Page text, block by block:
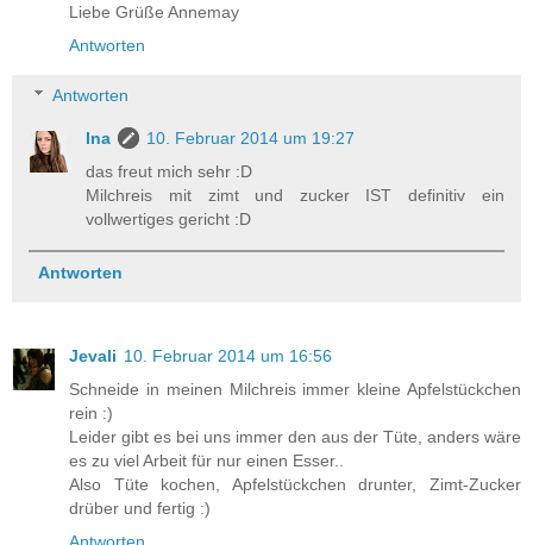
Liebe Grüße Annemay
Antworten
Antworten
Ina
10. Februar 2014 um 19:27
das freut mich sehr :D
Milchreis mit zimt und zucker IST definitiv ein
vollwertiges gericht :D
Antworten
Jevali 10. Februar 2014 um 16:56
Schneide in meinen Milchreis immer kleine Apfelstückchen
rein :)
Leider gibt es bei uns immer den aus der Tüte, anders wäre
es zu viel Arbeit für nur einen Esser..
Also Tüte kochen, Apfelstückchen drunter, Zimt-Zucker
drüber und fertig :)